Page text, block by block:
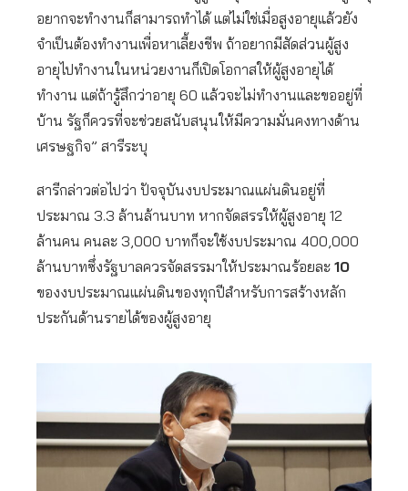
อยากจะทำงานก็สามารถทำได้ แต่ไม่ใช่เมื่อสูงอายุแล้วยัง
จำเป็นต้องทำงานเพื่อหาเลี้ยงชีพ ถ้าอยากมีสัดส่วนผู้สูง
อายุไปทำงานในหน่วยงานก็เปิดโอกาสให้ผู้สูงอายุได้
ทำงาน แต่ถ้ารู้สึกว่าอายุ 60 แล้วจะไม่ทำงานและขออยู่ที่
บ้าน รัฐก็ควรที่จะช่วยสนับสนุนให้มีความมั่นคงทางด้าน
เศรษฐกิจ” สารีระบุ
สารีกล่าวต่อไปว่า ปัจจุบันงบประมาณแผ่นดินอยู่ที่
ประมาณ 3.3 ล้านล้านบาท หากจัดสรรให้ผู้สูงอายุ 12
ล้านคน คนละ 3,000 บาทก็จะใช้งบประมาณ 400,000
ล้านบาทซึ่งรัฐบาลควรจัดสรรมาให้ประมาณร้อยละ 10
ของงบประมาณแผ่นดินของทุกปีสำหรับการสร้างหลัก
ประกันด้านรายได้ของผู้สูงอายุ